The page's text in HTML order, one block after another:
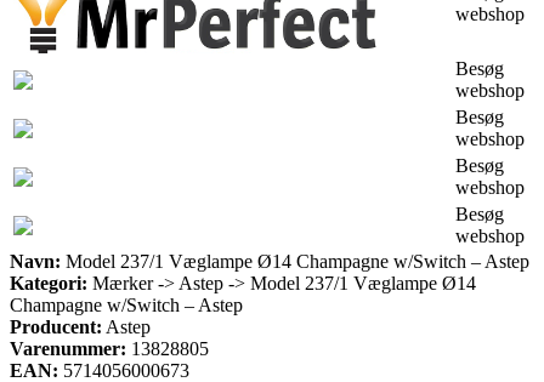
webshop
Besøg
webshop
Besøg
webshop
Besøg
webshop
Besøg
webshop
Navn: Model 237/1 Væglampe Ø14 Champagne w/Switch – Astep
Kategori: Mærker -> Astep -> Model 237/1 Væglampe Ø14
Champagne w/Switch – Astep
Producent: Astep
Varenummer: 13828805
EAN: 5714056000673